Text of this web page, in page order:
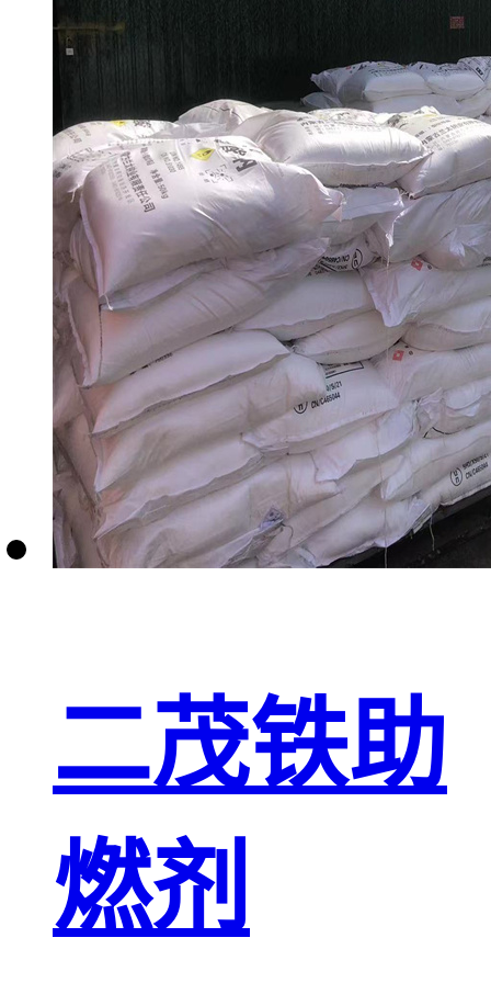
二茂铁助
燃剂